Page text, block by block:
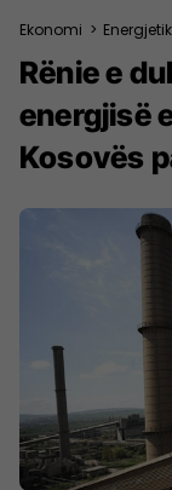
Ekonomi >
Rënie e
energjisë
Kosovës